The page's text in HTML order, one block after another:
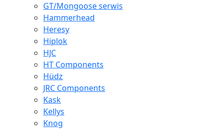
GT/Mongoose serwis
Hammerhead
Heresy
Hiplok
HJC
HT Components
Hüdz
JRC Components
Kask
Kellys
Knog